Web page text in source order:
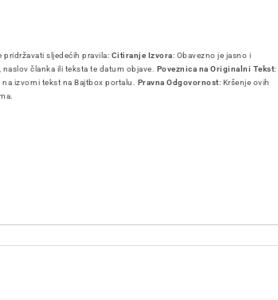
pridržavati sljedećih pravila: Citiranje Izvora: Obavezno je jasno i
članka ili teksta te datum objave. Poveznica na Originalni Tekst:
izvorni tekst na Bajtbox portalu. Pravna Odgovornost: Kršenje ovih